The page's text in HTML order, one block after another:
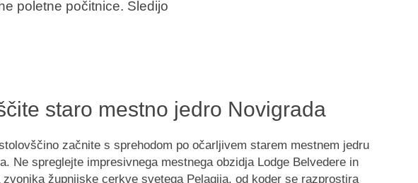
poletne počitnice. Sledijo
staro mestno jedro Novigrada
začnite s sprehodom po očarljivem starem mestnem jedru
Ne spreglejte impresivnega mestnega obzidja Lodge Belvederein
zvonika župnijske cerkve svetega Pelagija, od koder se razprostira